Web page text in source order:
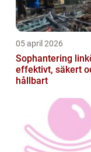
05 april 2026
Sophantering
effektivt, säkert
hållbart